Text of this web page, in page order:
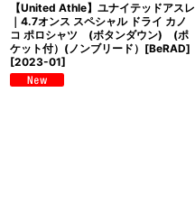
【United Athle】ユナイテッドアスレ
｜4.7オンス スペシャル ドライ カノ
コ ポロシャツ (ボタンダウン) (ポ
ケット付）(ノンブリード）[BeRAD]
[2023-01]